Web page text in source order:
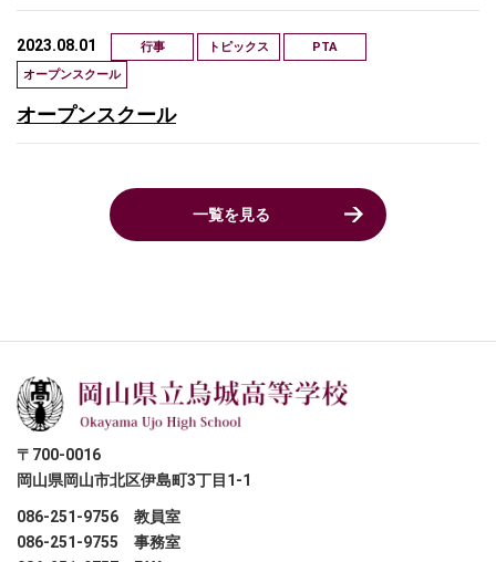
2023.08.01 行事 トピックス
PTA
オープンスクール
オープンスクール
一覧を見る
〒700-0016
岡山県岡山市北区伊島町3丁目1-1
086-251-9756 教員室
086-251-9755 事務室